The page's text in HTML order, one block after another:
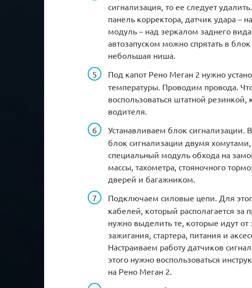
сигнализация, то ее следует
панель корректора, датчик удара –
модуль – над зеркалом заднего
автозапуском можно спрятать в
небольшая ниша.
Под капот Рено Меган 2 нужно
температуры. Проводим провода.
воспользоваться штатной резинкой,
водителя.
Устанавливаем блок
блок сигнализации двумя
специальный модуль обхода на
массы, тахометра, стояночного
дверей и багажником.
Подключаем силовые цепи. Для
кабелей, который располагается
нужно выделить те, которые идут
зажигания, стартера, питания и
Настраиваем работу датчиков
этого нужно воспользоваться
на Рено Меган 2.